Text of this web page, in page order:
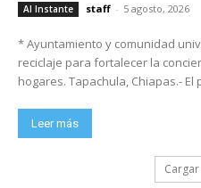
Al Instante staff - 5 agosto, 2026
* Ayuntamiento y comunidad
reciclaje para fortalecer la
hogares. Tapachula,
Leer más